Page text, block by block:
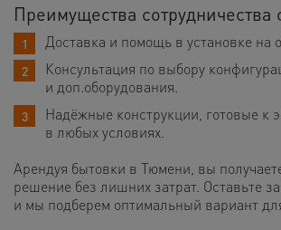
Преимущества сотрудничества
Доставка и помощь в установке на
Консультация по выбору
и доп.оборудования.
Надёжные конструкции, готовые к
в любых условиях.
Арендуя бытовки в Тюмени, вы
решение без лишних затрат. Оставьте
и мы подберем оптимальный вариант